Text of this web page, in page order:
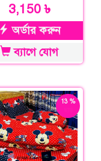
3,150 ৳
অর্ডার করুন
ব্যাগে যোগ
13 %